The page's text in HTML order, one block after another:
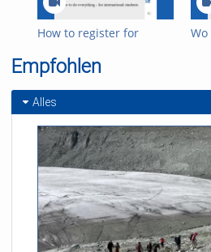
How to register for
Empfohlen
Alles